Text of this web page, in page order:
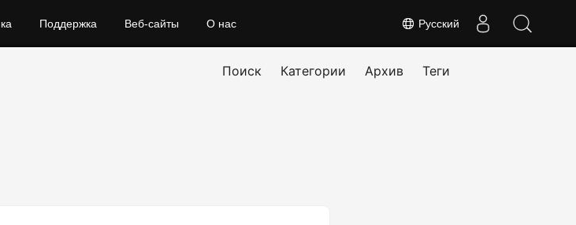
Русский
Поддержка Веб-сайты О нас
Поиск Категории Архив Теги